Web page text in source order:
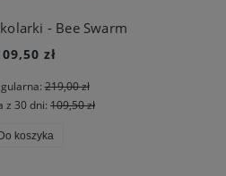
- Bee Swarm
zł
219,00 zł
z 30 dni: 109,50 zł
koszyka